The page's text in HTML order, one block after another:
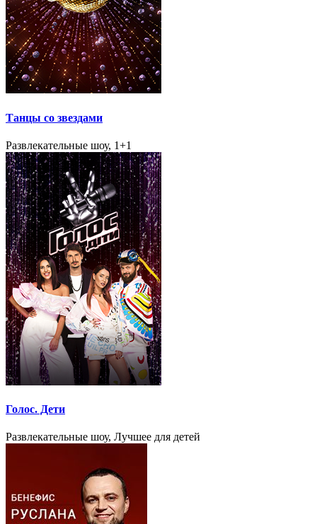
Танцы со звездами
Развлекательные шоу, 1+1
Голос. Дети
Развлекательные шоу, Лучшее для детей